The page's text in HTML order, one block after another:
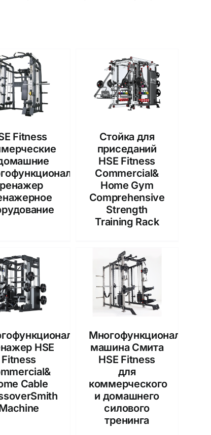
Fitness
Стойка для
приседаний
HSE Fitness
Commercial&
Home Gym
Comprehensive
Strength
Training Rack
HSE
Fitness
Cable
Многофункциональная
машина Смита
HSE Fitness
для
коммерческого
и домашнего
силового
тренинга